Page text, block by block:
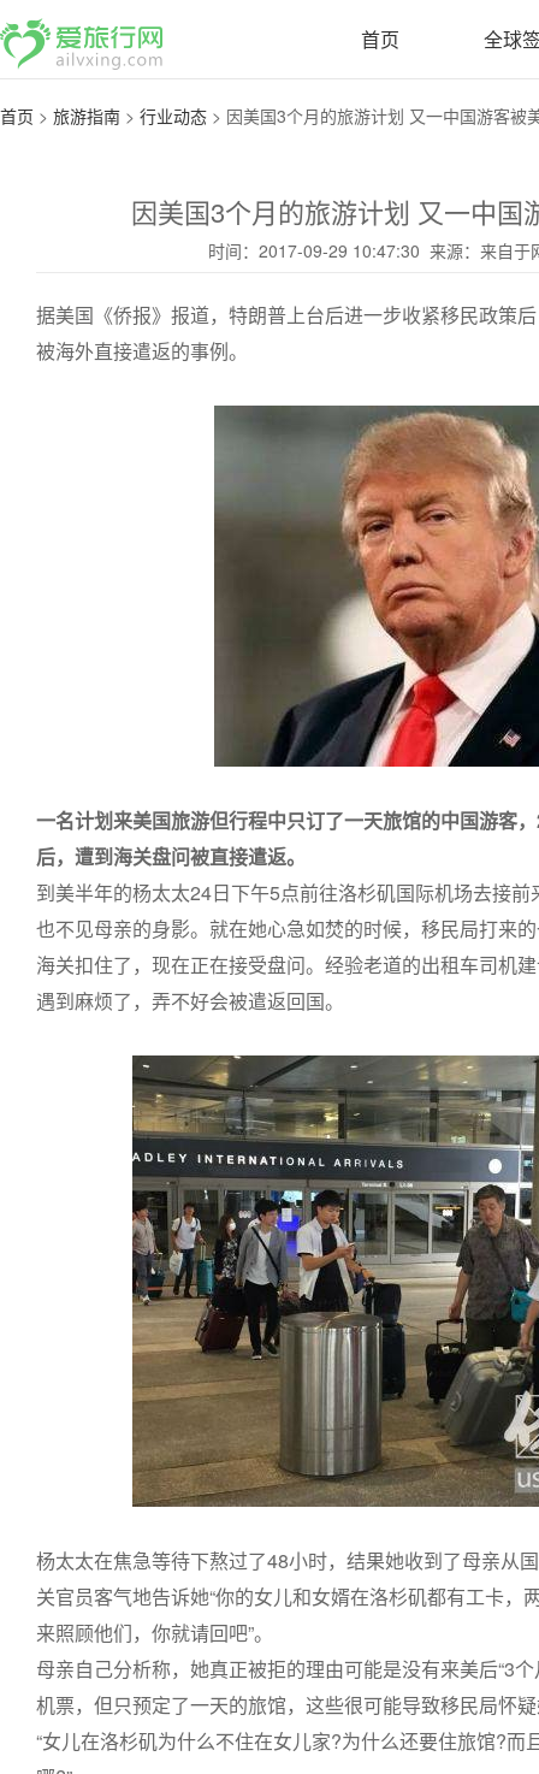
首页 全球
首页 > 旅游指南 > 行业动态 > 因美国3个月的旅游计划 又一中国游客被
因美国3个月的旅游计划 又一中国
时间：2017-09-29 10:47:30 来源：来自于
据美国《侨报》报道，特朗普上台后进一步收紧移民政策
被海外直接遣返的事例。
一名计划来美国旅游但行程中只订了一天旅馆的中国游客
后，遭到海关盘问被直接遣返。
到美半年的杨太太24日下午5点前往洛杉矶国际机场去接
也不见母亲的身影。就在她心急如焚的时候，移民局打来
海关扣住了，现在正在接受盘问。经验老道的出租车司机
遇到麻烦了，弄不好会被遣返回国。
杨太太在焦急等待下熬过了48小时，结果她收到了母亲从
关官员客气地告诉她“你的女儿和女婿在洛杉矶都有工卡，
来照顾他们，你就请回吧”。
母亲自己分析称，她真正被拒的理由可能是没有来美后“3
机票，但只预定了一天的旅馆，这些很可能导致移民局怀
“女儿在洛杉矶为什么不住在女儿家?为什么还要住旅馆?而